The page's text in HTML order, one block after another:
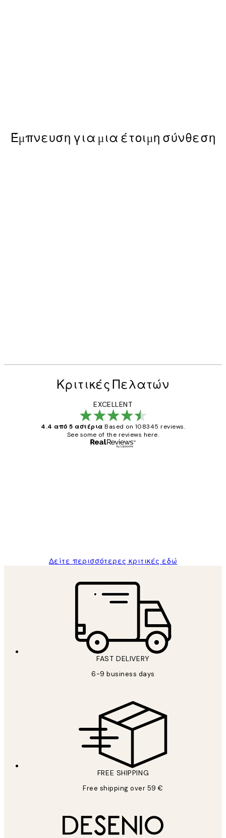
Έμπνευση για μια έτοιμη σύνθεση
Κριτικές Πελατών
EXCELLENT
4.4 από 5 αστέρια Based on 108345 reviews.
See some of the reviews here.
Δείτε περισσότερες κριτικές εδώ
FAST DELIVERY
6-9 business days
FREE SHIPPING
Free shipping over 59 €